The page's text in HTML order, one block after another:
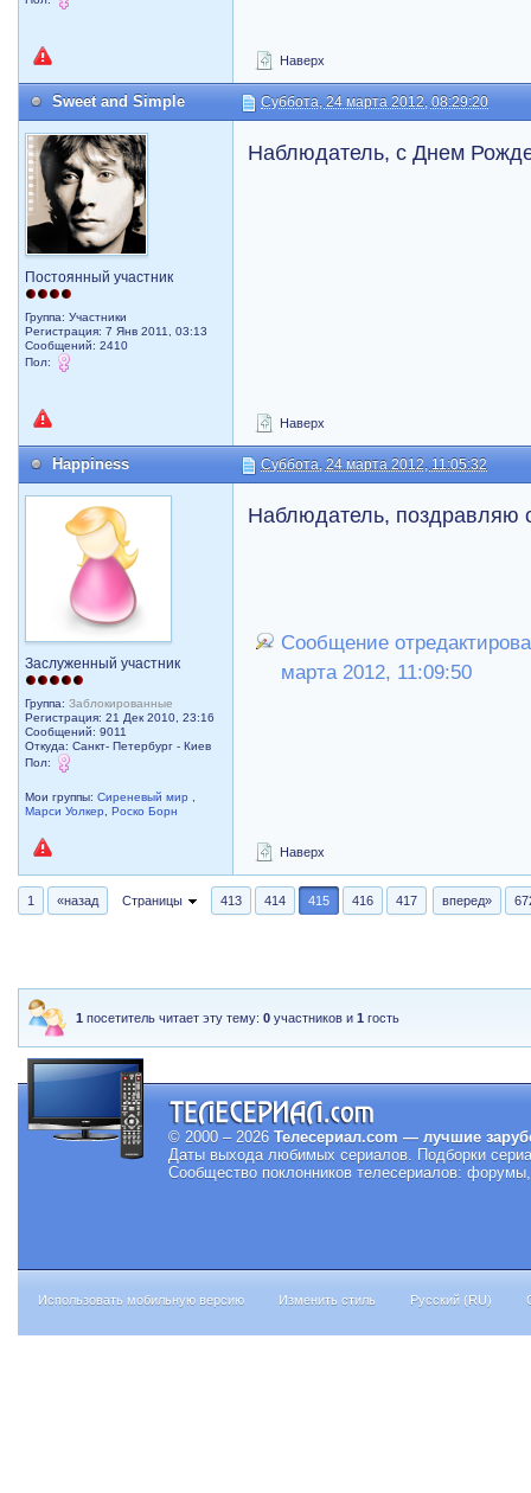
Наверх
Sweet and Simple Суббота, 24 марта 2012, 08:29:20
Постоянный участник
Группа: Участники
Регистрация: 7 Янв 2011, 03:13
Сообщений: 2410
Пол:
Наблюдатель, с Днем
Наверх
Happiness Суббота, 24 марта 2012, 11:05:32
Заслуженный участник
Группа:Заблокированные
Регистрация: 21 Дек 2010, 23:16
Сообщений: 9011
Откуда: Санкт- Петербург - Киев
Пол:
Мои группы:Сиреневый мир
Марси Уолкер
,Роско Борн
Наблюдатель, поздравляю
Сообщение
марта 2012, 11:09:50
Наверх
1 «назад Страницы 413 414 415 416 417 вперед»
1 посетитель читает эту тему:0 участников и1 гость
© 2000 – 2026 Телесериал.com — лучшие
Даты выхода любимых сериалов. Подборки
Сообщество поклонников телесериалов:
Использовать мобильную версию Изменить стиль Русский (RU)